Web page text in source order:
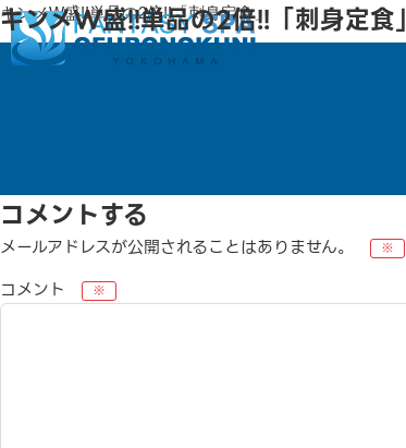
キンメW盛!!単品の2倍!!「刺身定食」
キンメW盛!!単品の2倍!!「刺身定食」
コメントする
メールアドレスが公開されることはありません。 ※
コメント
※